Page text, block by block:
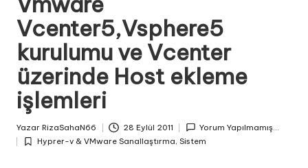
H
A
N
Vcenter5,Vsphere5
kurulumu ve Vcenter
üzerinde Host ekleme
işlemleri
by
Yazar RizaSahaN66 28 Eylül 2011 Yorum Yapılmamış...
Posted
Hyprer-v & VMware Sanallaştırma, Sistem